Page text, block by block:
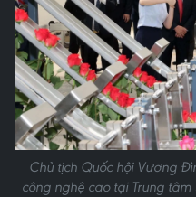
Chủ tịch Quốc hội Vương
công nghệ cao tại Trung